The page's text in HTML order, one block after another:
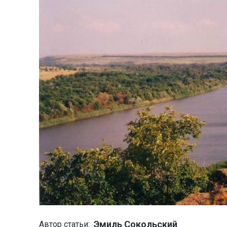
Автор статьи: Эмиль Сокольский